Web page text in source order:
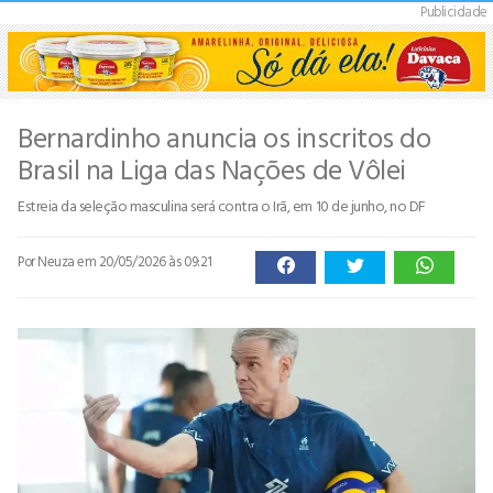
Publicidade
Bernardinho anuncia os inscritos do
Brasil na Liga das Nações de Vôlei
Estreia da seleção masculina será contra o Irã, em 10 de junho, no DF
Por Neuzaem 20/05/2026 às 09:21